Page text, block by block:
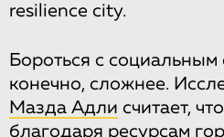
resilience city.
Бороться с социальным
конечно, сложнее.
Мазда Адли считает,
благодаря ресурсам